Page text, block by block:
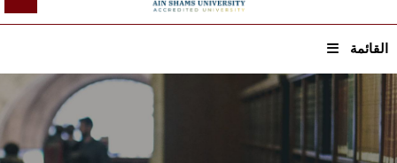
القائمة
الرئيسيـة
عن الجامعة